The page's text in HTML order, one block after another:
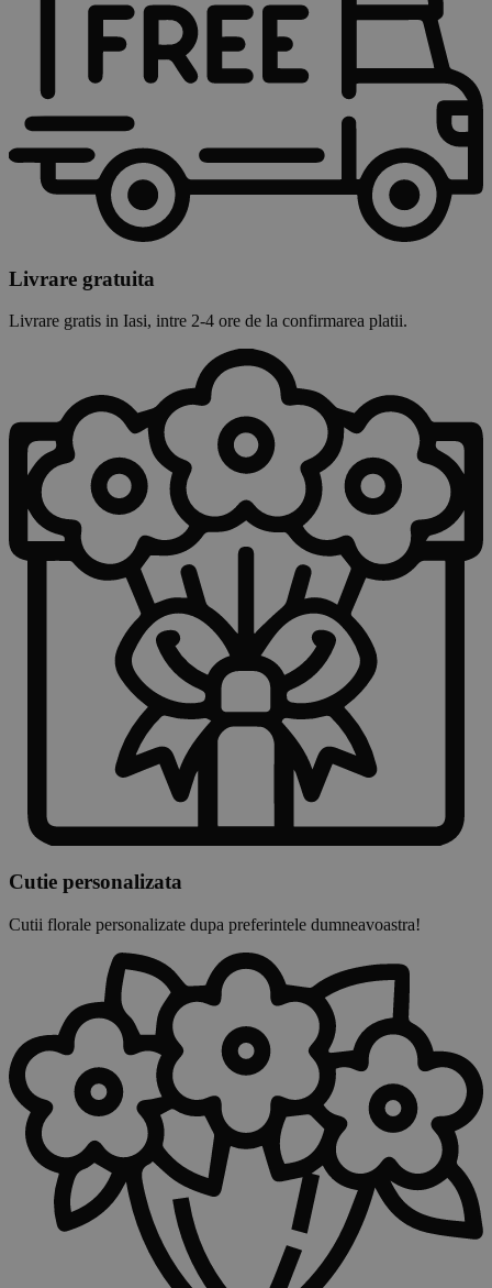
Livrare gratuita
Livrare gratis in Iasi, intre 2-4 ore de la confirmarea platii.
Cutie personalizata
Cutii florale personalizate dupa preferintele dumneavoastra!